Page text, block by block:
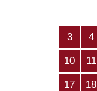
3 4
10 11
17 18